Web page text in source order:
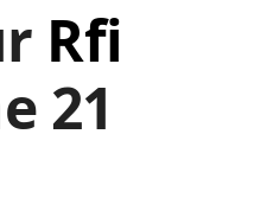
Rfi
21